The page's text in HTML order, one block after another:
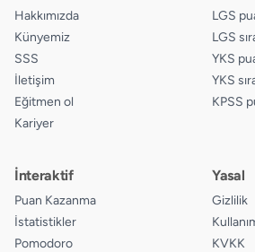
Hakkımızda
Künyemiz
SSS
İletişim
Eğitmen ol
Kariyer
LGS
LGS
YKS
YKS
KPSS
İnteraktif
Puan Kazanma
İstatistikler
Pomodoro
Yasal
Gizlilik
KVKK